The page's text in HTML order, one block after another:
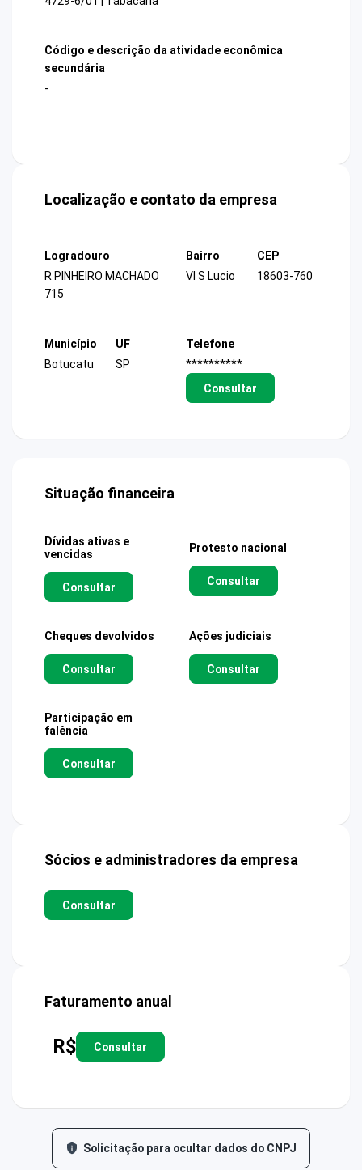
Código e descrição da atividade econômica
secundária
-
Localização e contato da empresa
Logradouro
R PINHEIRO MACHADO
715
Bairro
Vl S Lucio
CEP
18603-760
Município
Botucatu
UF
SP
Telefone
**********
Consultar
Situação financeira
Dívidas ativas e
vencidas
Consultar
Protesto nacional
Consultar
Cheques devolvidos
Consultar
Ações judiciais
Consultar
Participação em
falência
Consultar
Sócios e administradores da empresa
Consultar
Faturamento anual
R$ Consultar
Solicitação para ocultar dados do CNPJ